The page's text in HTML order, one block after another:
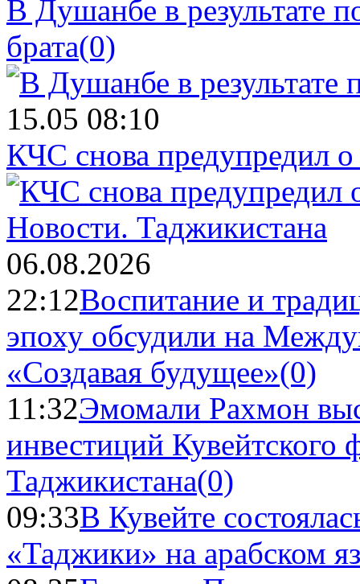
В Душанбе в результате
брата(0)
15.05 08:10
КЧС снова предупредил
Новости. Таджикистана
06.08.2026
22:12Воспитание и
эпоху обсудили на
«Создавая будущее»(0)
11:32Эмомали Рахмон
инвестиций Кувейтского
Таджикистана(0)
09:33В Кувейте
«Таджики» на арабском